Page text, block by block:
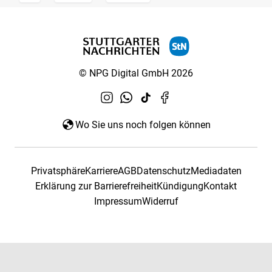
© NPG Digital GmbH 2026
Wo Sie uns noch folgen können
PrivatsphäreKarriereAGBDatenschutzMediadaten
Erklärung zur BarrierefreiheitKündigungKontakt
ImpressumWiderruf